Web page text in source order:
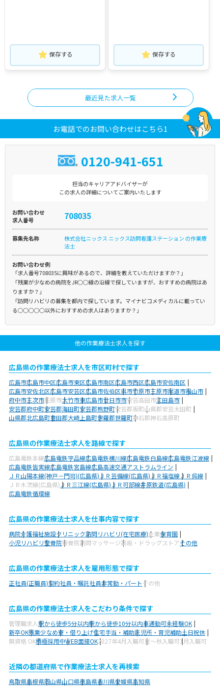
保存する 保存する
最近見た求人一覧
お電話でのお問い合わせはこちら1
0120-941-651
担当のキャリアアドバイザーが
この求人の詳細についてご案内いたします
お問い合わせ
求人番号
708035
募集先名称
株式会社ニックス ニックス訪問看護ステーション の作業療
法士
お問い合わせ例
「求人番号708035に興味があるので、詳細を教えていただけますか？」
「残業が少なめの病院をJR○○線の沿線で探していますが、おすすめの病院はあ
りますか？」
「訪問リハビリの募集を都内で探しています。マイナビコメディカルに載ってい
る○○○○○以外におすすめの求人はありますか？」
他の作業療法士求人を探す
広島県の作業療法士求人を市区町村で探す
広島市広島市中区広島市東区広島市南区広島市西区広島市安佐南区
広島市安佐北区広島市安芸区広島市佐伯区呉市竹原市三原市尾道市福山市
府中市三次市庄原市大竹市東広島市廿日市市安芸高田市江田島市
安芸郡府中町安芸郡海田町安芸郡熊野町安芸郡坂町山県郡安芸太田町
山県郡北広島町豊田郡大崎上島町世羅郡世羅町神石郡神石高原町
広島県の作業療法士求人を路線で探す
広島電鉄本線広島電鉄宇品線広島電鉄横川線広島電鉄白島線広島電鉄江波線
広島電鉄皆実線広島電鉄宮島線広島高速交通アストラムライン
ＪＲ山陽本線(神戸－門司)(広島県)ＪＲ芸備線(広島県)ＪＲ福塩線ＪＲ呉線
ＪＲ木次線(広島県)ＪＲ三江線(広島県)ＪＲ可部線井原鉄道(広島県)
広島電鉄循環線
広島県の作業療法士求人を仕事内容で探す
病院介護福祉施設クリニック訪問リハビリ(在宅医療)企業保育園
小児リハビリ整骨院接骨院訪問マッサージ薬局・ドラッグストアその他
広島県の作業療法士求人を雇用形態で探す
正社員(正職員)契約社員・嘱託社員非常勤・パートその他
広島県の作業療法士求人をこだわり条件で探す
管理職求人駅から徒歩5分以内駅から徒歩10分以内車通勤可未経験OK
新卒OK残業少なめ寮・借り上げ住宅手当・補助託児所・育児補助土日祝休
無資格 OK積極採用中WEB面接OK2027年4月入職可夏～秋入職可1月入職可
近隣の都道府県で作業療法士求人を再検索
鳥取県島根県岡山県山口県徳島県香川県愛媛県高知県